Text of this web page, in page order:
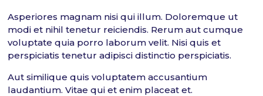
Asperiores magnam nisi qui illum. Doloremque ut
modi et nihil tenetur reiciendis. Rerum aut cumque
voluptate quia porro laborum velit. Nisi quis et
perspiciatis tenetur adipisci distinctio perspiciatis.
Aut similique quis voluptatem accusantium
laudantium. Vitae qui et enim placeat et.